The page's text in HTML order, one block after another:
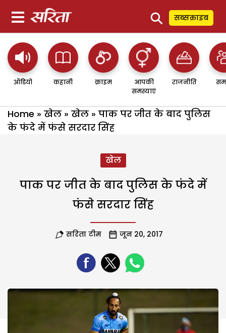
⚲ सब्सक्राइब
ऑडियो कहानी क्राइम
आपकी
समस्याएं
राजनीति
Home » खेल » खेल » पाक पर जीत के बाद पुलिस
के फंदे में फंसे सरदार सिंह
खेल
पाक पर जीत के बाद पुलिस के फंदे में
फंसे सरदार सिंह
सरिता टीम जून 20, 2017